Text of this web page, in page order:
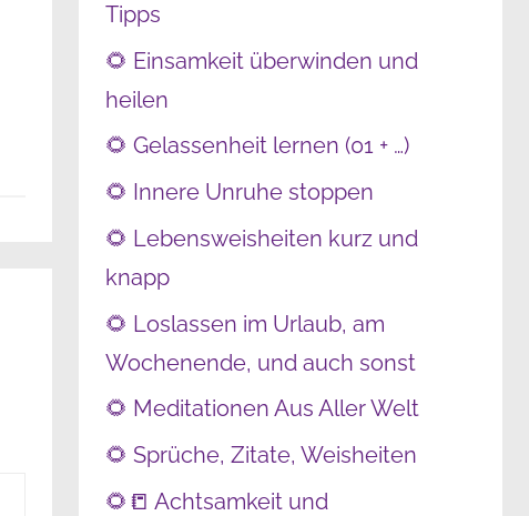
Tipps
🌻 Einsamkeit überwinden und
heilen
🌻 Gelassenheit lernen (01 + …)
🌻 Innere Unruhe stoppen
🌻 Lebensweisheiten kurz und
knapp
🌻 Loslassen im Urlaub, am
Wochenende, und auch sonst
🌻 Meditationen Aus Aller Welt
🌻 Sprüche, Zitate, Weisheiten
🌻📒 Achtsamkeit und